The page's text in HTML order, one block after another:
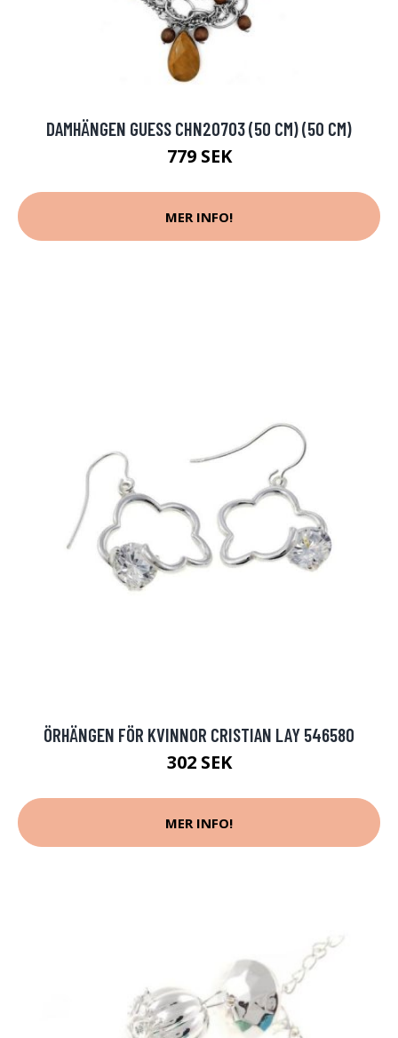
DAMHÄNGEN GUESS CHN20703 (50 CM) (50 CM)
779 SEK
MER INFO!
ÖRHÄNGEN FÖR KVINNOR CRISTIAN LAY 546580
302 SEK
MER INFO!